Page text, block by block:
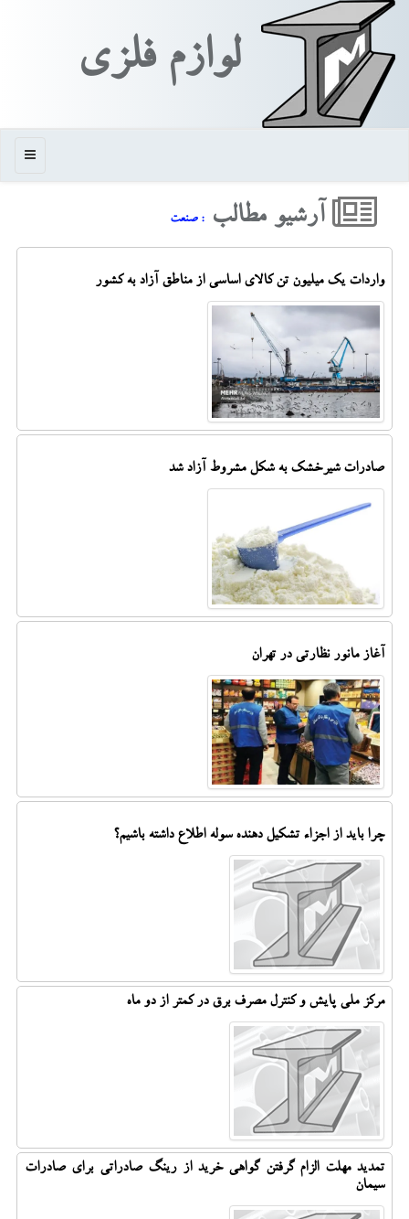
لوازم فلزی
منو
آرشیو مطالب : صنعت
واردات یک میلیون تن کالای اساسی از مناطق آزاد به کشور
صادرات شیرخشک به شکل مشروط آزاد شد
آغاز مانور نظارتی در تهران
چرا باید از اجزاء تشکیل دهنده سوله اطلاع داشته باشیم؟
مرکز ملی پایش و کنترل مصرف برق در کمتر از دو ماه
تمدید مهلت الزام گرفتن گواهی خرید از رینگ صادراتی برای صادرات
سیمان